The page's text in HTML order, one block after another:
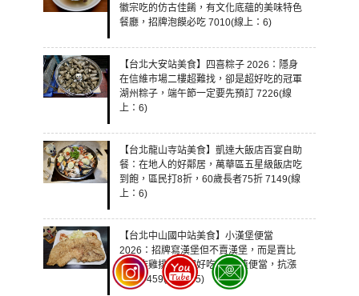
徽宗吃的仿古佳餚，有文化底蘊的美味特色
餐廳，招牌泡饃必吃 7010(線上：6)
【台北大安站美食】四喜粽子 2026：隱身
在信維市場二樓超難找，卻是超好吃的冠軍
湖州粽子，端午節一定要先預訂 7226(線
上：6)
【台北龍山寺站美食】凱達大飯店百宴自助
餐：在地人的好鄰居，萬華區五星級飯店吃
到飽，區民打8折，60歲長者75折 7149(線
上：6)
【台北中山國中站美食】小漢堡便當
2026：招牌寫漢堡但不賣漢堡，而是賣比
臉大炸雞排！便宜好吃高CP值便當，抗漲
必收 7459(線上：5)